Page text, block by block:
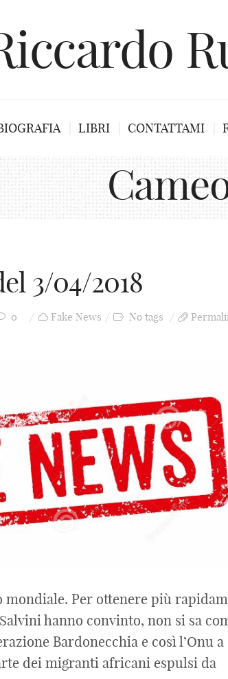
LIBRI CONTATTAMI
3/04/2018
0 Fake News No tags
mondiale. Per ottenere più
hanno convinto, non si sa
Bardonecchia e così l’Onu a
dei migranti africani espulsi da